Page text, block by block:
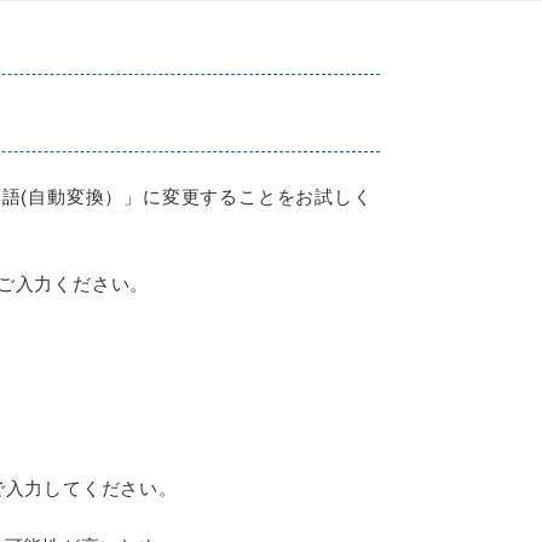
(自動変換）」に変更することをお試しく
入力ください。
力してください。